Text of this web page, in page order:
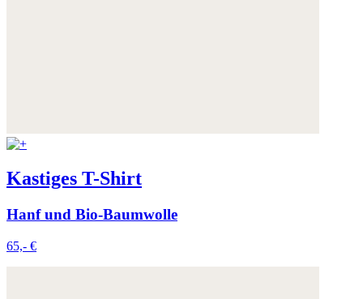
Kastiges T-Shirt
Hanf und Bio-Baumwolle
65,- €